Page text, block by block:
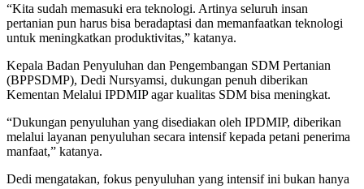
“Kita sudah memasuki era teknologi. Artinya seluruh insan
pertanian pun harus bisa beradaptasi dan memanfaatkan teknologi
untuk meningkatkan produktivitas,” katanya.
Kepala Badan Penyuluhan dan Pengembangan SDM Pertanian
(BPPSDMP), Dedi Nursyamsi, dukungan penuh diberikan
Kementan Melalui IPDMIP agar kualitas SDM bisa meningkat.
“Dukungan penyuluhan yang disediakan oleh IPDMIP, diberikan
melalui layanan penyuluhan secara intensif kepada petani penerima
manfaat,” katanya.
Dedi mengatakan, fokus penyuluhan yang intensif ini bukan hanya